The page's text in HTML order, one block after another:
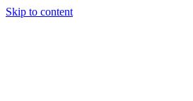
Skip to content